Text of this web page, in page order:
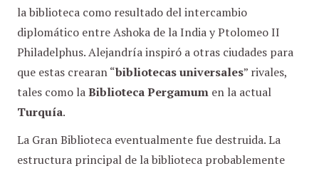
la biblioteca como resultado del intercambio
diplomático entre Ashoka de la India y Ptolomeo II
Philadelphus. Alejandría inspiró a otras ciudades para
que estas crearan “bibliotecas universales” rivales,
tales como laBiblioteca Pergamum en la actual
Turquía.
La Gran Biblioteca eventualmente fue destruida. La
estructura principal de la biblioteca probablemente